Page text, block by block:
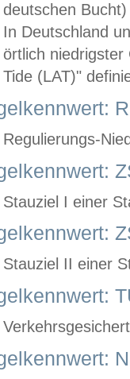
deutschen
In Deutschland
örtlich
Tide (LAT)"
Regulierungs-
Stauziel I einer
Stauziel II einer